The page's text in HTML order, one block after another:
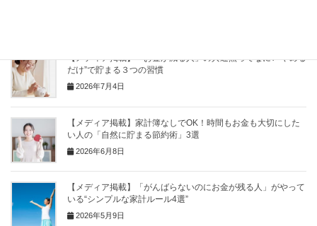
【メディア掲載】「お金が減る人」の共通点ってなに? “やめる
だけ”で貯まる３つの習慣
2026年7月4日
【メディア掲載】家計簿なしでOK！時間もお金も大切にした
い人の「自然に貯まる節約術」3選
2026年6月8日
【メディア掲載】「がんばらないのにお金が残る人」がやって
いる“シンプルな家計ルール4選”
2026年5月9日